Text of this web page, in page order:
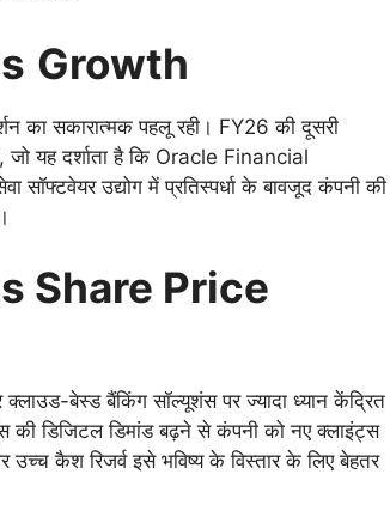
Growth
का सकारात्मक पहलू रही। FY26 की दूसरी
जो यह दर्शाता है कि Oracle Financial
उद्योग में प्रतिस्पर्धा के बावजूद कंपनी की
Share Price
बेस्ड बैंकिंग सॉल्यूशंस पर ज्यादा ध्यान केंद्रित
की डिजिटल डिमांड बढ़ने से कंपनी को नए क्लाइंट्स
कैश रिजर्व इसे भविष्य के विस्तार के लिए बेहतर